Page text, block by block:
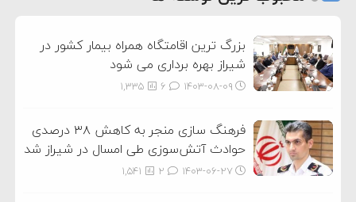
بزرگ ترین اقامتگاه همراه بیمار کشور در
شیراز بهره برداری می شود
۱۴۰۳-۰۸-۰۹ 1,335
فرهنگ سازی منجر به کاهش ۳۸ درصدی
حوادث آتش‌سوزی طی امسال در شیراز شد
۱۴۰۳-۰۶-۲۷ 1,541